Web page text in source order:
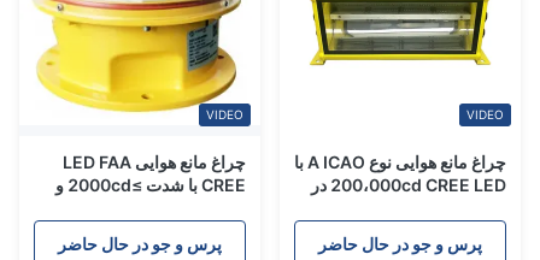
VIDEO
چراغ مانع هوایی نوع A ICAO با
200،000cd CREE LED در
پرس و جو در حال حاضر
VIDEO
چراغ مانع هوایی LED FAA
CREE با شدت ≥2000cd و
های کاربردی با شدت متوسط
پرس و جو در حال حاضر